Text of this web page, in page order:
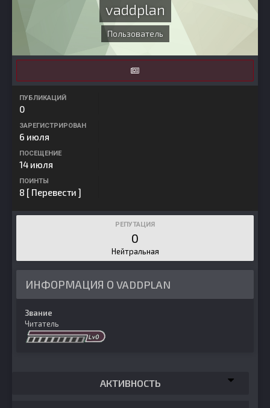
vaddplan
Пользователь
ПУБЛИКАЦИЙ
0
ЗАРЕГИСТРИРОВАН
6 июля
ПОСЕЩЕНИЕ
14 июля
ПОИНТЫ
8 [ Перевести ]
РЕПУТАЦИЯ
0
Нейтральная
ИНФОРМАЦИЯ О VADDPLAN
Звание
Читатель
АКТИВНОСТЬ